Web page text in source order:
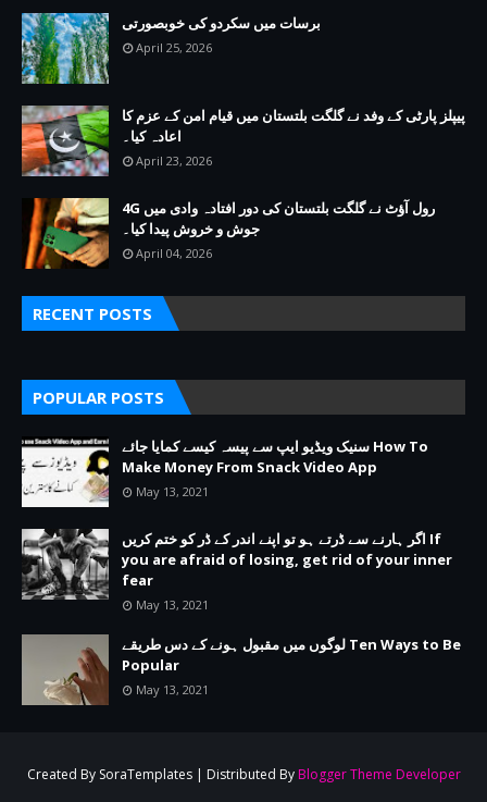
برسات میں سکردو کی خوبصورتی
April 25, 2026
پیپلز پارٹی کے وفد نے گلگت بلتستان میں قیام امن کے عزم کا
اعادہ کیا۔
April 23, 2026
4G رول آؤٹ نے گلگت بلتستان کی دور افتادہ وادی میں
جوش و خروش پیدا کیا۔
April 04, 2026
RECENT POSTS
POPULAR POSTS
سنیک ویڈیو ایپ سے پیسہ کیسے کمایا جائے How To
Make Money From Snack Video App
May 13, 2021
اگر ہارنے سے ڈرتے ہو تو اپنے اندر کے ڈر کو ختم کریں If
you are afraid of losing, get rid of your inner
fear
May 13, 2021
لوگوں میں مقبول ہونے کے دس طریقے Ten Ways to Be
Popular
May 13, 2021
Created By SoraTemplates| Distributed By Blogger Theme Developer